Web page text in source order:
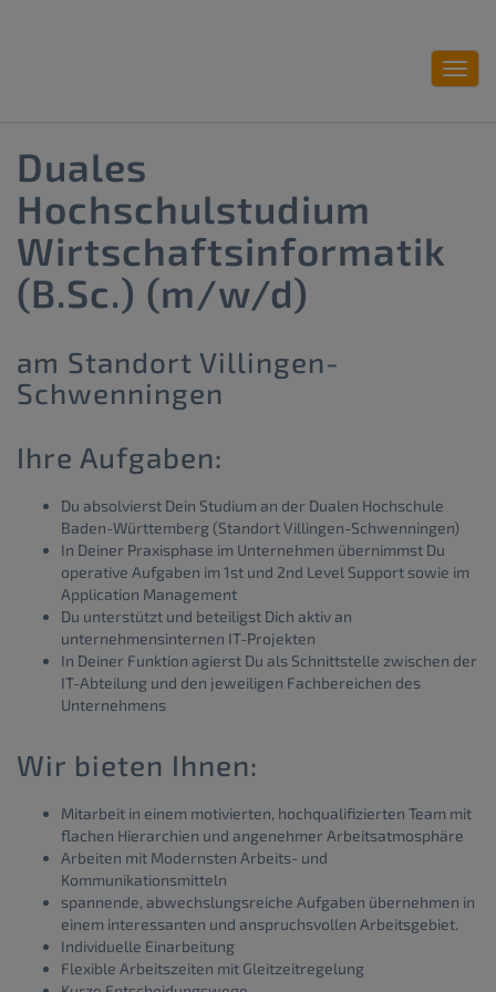
Duales
Hochschulstudium
Wirtschaftsinformatik
(B.Sc.) (m/w/d)
am Standort Villingen-
Schwenningen
Ihre Aufgaben:
Du absolvierst Dein Studium an der Dualen Hochschule
Baden-Württemberg (Standort Villingen-Schwenningen)
In Deiner Praxisphase im Unternehmen übernimmst Du
operative Aufgaben im 1st und 2nd Level Support sowie im
Application Management
Du unterstützt und beteiligst Dich aktiv an
unternehmensinternen IT-Projekten
In Deiner Funktion agierst Du als Schnittstelle zwischen der
IT-Abteilung und den jeweiligen Fachbereichen des
Unternehmens
Wir bieten Ihnen:
Mitarbeit in einem motivierten, hochqualifizierten Team mit
flachen Hierarchien und angenehmer Arbeitsatmosphäre
Arbeiten mit Modernsten Arbeits- und
Kommunikationsmitteln
spannende, abwechslungsreiche Aufgaben übernehmen in
einem interessanten und anspruchsvollen Arbeitsgebiet.
Individuelle Einarbeitung
Flexible Arbeitszeiten mit Gleitzeitregelung